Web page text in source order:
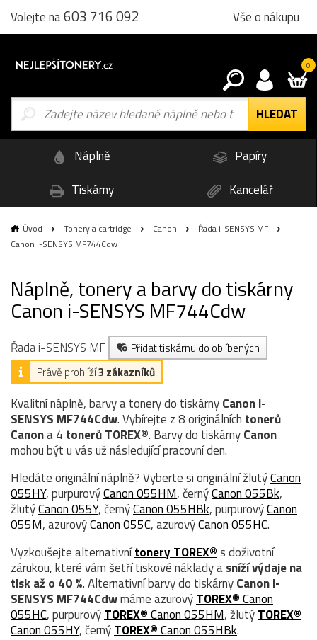
Volejte na603 716 092 Vše o nákupu
0
Náplně
Papíry
Tiskárny
Kancelář
Úvod Tonery a cartridge Canon
Řada i-SENSYS MF
Canon i-SENSYS MF744Cdw
Náplně, tonery a barvy do tiskárny
Canon i-SENSYS MF744Cdw
Řada i-SENSYS MF
Přidat tiskárnu do oblíbených
Právě prohlíží3 zákazníků
Kvalitní náplně, barvy a tonery do tiskárnyCanon i-
SENSYS MF744Cdw. Vybírejte z 8 originálních tonerů
Canona 4 tonerů TOREX®. Barvy do tiskárnyCanon
mohou být u vás už následující pracovní den.
Hledáte originální náplně? Vyberte si originální žlutýCanon
055HY, purpurovýCanon 055HM, černýCanon 055Bk,
žlutýCanon 055Y, černýCanon 055HBk, purpurovýCanon
055M, azurovýCanon 055C, azurovýCanon 055HC.
Vyzkoušejte alternativnítonery TOREX®s doživotní
zárukou, které vám šetří tiskové náklady asníží výdaje na
tisk až o 40 %. Alternativní barvy do tiskárnyCanon i-
SENSYS MF744Cdwmáme azurovýTOREX®Canon
055HC, purpurovýTOREX®Canon 055HM, žlutýTOREX®
Canon 055HY, černýTOREX®Canon 055HBk.